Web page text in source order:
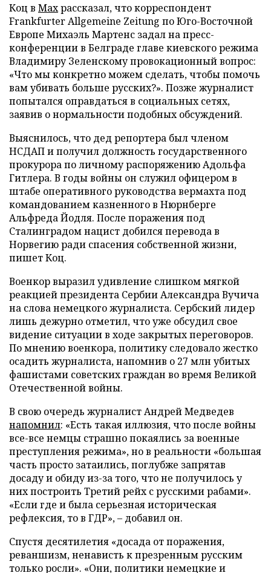
Коц в Махрассказал, что корреспондент
Frankfurter Allgemeine Zeitung по Юго-Восточной
Европе Михаэль Мартенс задал на пресс-
конференции в Белграде главе киевского режима
Владимиру Зеленскому провокационный вопрос:
«Что мы конкретно можем сделать, чтобы помочь
вам убивать больше русских?». Позже журналист
попытался оправдаться в социальных сетях,
заявив о нормальности подобных обсуждений.
Выяснилось, что дед репортера был членом
НСДАП и получил должность государственного
прокурора по личному распоряжению Адольфа
Гитлера. В годы войны он служил офицером в
штабе оперативного руководства вермахта под
командованием казненного в Нюрнберге
Альфреда Йодля. После поражения под
Сталинградом нацист добился перевода в
Норвегию ради спасения собственной жизни,
пишет Коц.
Военкор выразил удивление слишком мягкой
реакцией президента Сербии Александра Вучича
на слова немецкого журналиста. Сербский лидер
лишь дежурно отметил, что уже обсудил свое
видение ситуации в ходе закрытых переговоров.
По мнению военкора, политику следовало жестко
осадить журналиста, напомнив о 27 млн убитых
фашистами советских граждан во время Великой
Отечественной войны.
В свою очередь журналист Андрей Медведев
напомнил: «Есть такая иллюзия, что после войны
все-все немцы страшно покаялись за военные
преступления режима», но в реальности «большая
часть просто затаились, поглубже запрятав
досаду и обиду из-за того, что не получилось у
них построить Третий рейх с русскими рабами».
«Если где и была серьезная историческая
рефлексия, то в ГДР», – добавил он.
Спустя десятилетия «досада от поражения,
реваншизм, ненависть к презренным русским
только росли». «Они, политики немецкие и